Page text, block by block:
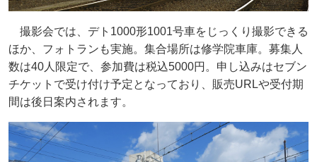
撮影会では、デト1000形1001号車をじっくり撮影できる
ほか、フォトランも実施。集合場所は修学院車庫。募集人
数は40人限定で、参加費は税込5000円。申し込みはセブン
チケットで受け付け予定となっており、販売URLや受付期
間は後日案内されます。